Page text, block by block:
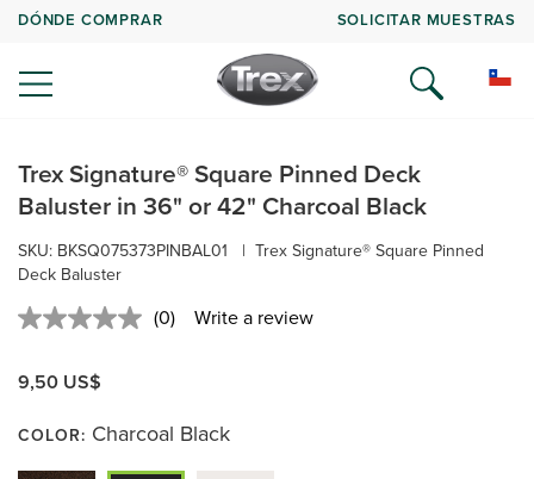
DÓNDE COMPRAR SOLICITAR MUESTRAS
Trex Signature® Square Pinned Deck
Baluster in 36" or 42" Charcoal Black
SKU: BKSQ075373PINBAL01 | Trex Signature® Square Pinned
Deck Baluster
No
link.
(0) Write a review
9,50 US$
COLOR: Charcoal Black